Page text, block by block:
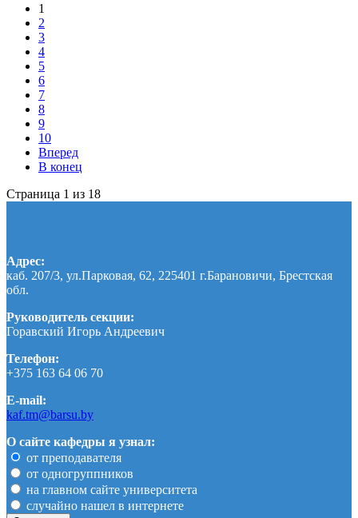
1
2
3
4
5
6
7
8
9
10
Вперед
В конец
Страница 1 из 18
Адрес:
каб. 207/3, ул.Парковая, 62, 225401 г.Барановичи, Брестская
обл.
Руководитель секции:
Горавский Игорь Андреевич
Телефон:
+375 163 64 06 70
E-mail:
kaf.tm@barsu.by
О сайте кафедры я узнал:
от преподавателя
от одногруппников
на главном сайте университета
случайно нашел в интернете